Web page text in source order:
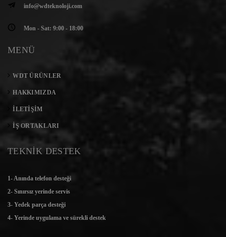
info@wdteknoloji.com
Mon - Sat: 9:00 - 18:00
MENÜ
WDT ÜRÜNLER
HAKKIMIZDA
İLETIŞIM
İŞ ORTAKLARI
TEKNİK DESTEK
1- Anında telefon desteği
2- Sınırsız yerinde servis
3- Yedek parça desteği
4- Yerinde uygulama ve sürekli destek